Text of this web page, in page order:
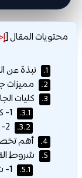
محتويات المقال[
1. نبذة عن
2. مميزات
3. كليات
3.1.
3.2.
4. أهم
5. شروط
5.1.